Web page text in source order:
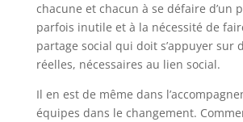
chacune et chacun à se défaire d’un
parfois inutile et à la nécessité de
partage social qui doit s’appuyer sur
réelles, nécessaires au lien social.
Il en est de même dans
équipes dans le changement.